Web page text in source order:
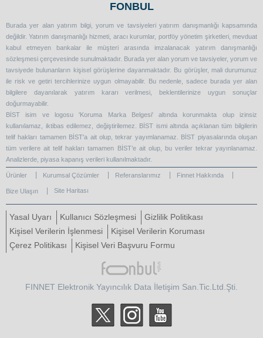
FONBUL
Burada yer alan yatırım bilgi, yorum ve tavsiyeleri yatırım danışmanlığı kapsamında
değildir. Yatırım danışmanlığı hizmeti, aracı kurumlar, portföy yönetim şirketleri, mevduat
kabul etmeyen bankalar ile müşteri arasında imzalanacak yatırım danışmanlığı
sözleşmesi çerçevesinde sunulmaktadır. Burada yer alan yorum ve tavsiyeler, yorum ve
tavsiyede bulunanların kişisel görüşlerine dayanmaktadır. Bu görüşler, mali durumunuz
ile risk ve getiri tercihlerinize uygun olmayabilir. Bu nedenle, sadece burada yer alan
bilgilere dayanılarak yatırım kararı verilmesi, beklentilerinize uygun sonuçlar
doğurmayabilir.
BİST isim ve logosu 'Koruma Marka Belgesi' altında korunmakta olup izinsiz
kullanılamaz, iktibas edilemez, değiştirilemez. BİST ismi altında açıklanan tüm bilgilerin
telif hakları tamamen BİST'a ait olup, tekrar yayımlanamaz. BİST piyasalarında oluşan
tüm verilere ait telif hakları tamamen BİST’e ait olup, bu veriler tekrar yayınlanamaz.
Analizlerde, piyasa kapanış verileri kullanılmaktadır.
Ürünler Kurumsal Çözümler Referanslarımız Finnet Hakkında
Bize Ulaşın Site Haritası
Yasal Uyarı Kullanıcı Sözleşmesi
Gizlilik Politikası
Kişisel Verilerin İşlenmesi
Kişisel Verilerin Koruması
Çerez Politikası
Kişisel Veri Başvuru Formu
FINNET Elektronik Yayıncılık Data İletişim San.Tic.Ltd.Şti.